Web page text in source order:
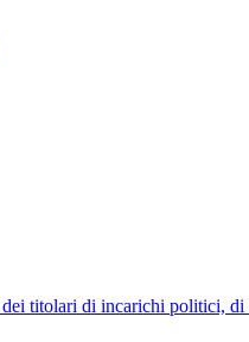
titolari di incarichi politici,